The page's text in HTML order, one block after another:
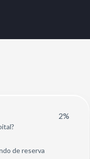
2%
de reserva